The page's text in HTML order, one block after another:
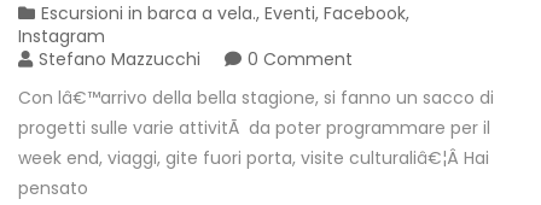
Escursioni in barca a vela., Eventi, Facebook,
Instagram
Stefano Mazzucchi
0 Comment
Con lâ€™arrivo della bella stagione, si fanno un sacco di
progetti sulle varie attivitÃ da poter programmare per il
week end, viaggi, gite fuori porta, visite culturaliâ€¦Â Hai
pensato